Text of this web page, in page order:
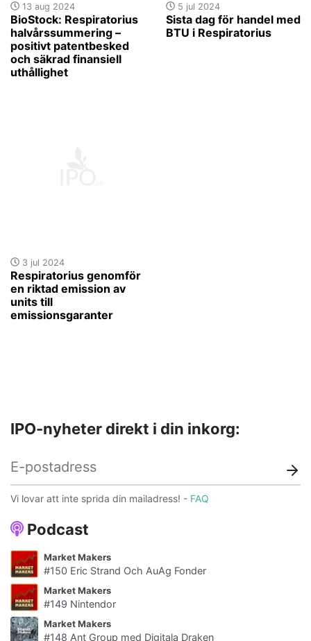
13 aug 2024
BioStock: Respiratorius
halvårssummering –
positivt patentbesked
och säkrad finansiell
uthållighet
5 jul 2024
Sista dag för handel med
BTU i Respiratorius
3 jul 2024
Respiratorius genomför
en riktad emission av
units till
emissionsgaranter
Podcast
Market Makers
#150 Eric Strand Och AuAg Fonder
Market Makers
#149 Nintendor
Market Makers
#148 Ant Group med Digitala Draken
IPO-nyheter direkt i din inkorg:
Vi lovar att inte sprida din mailadress! - FAQ